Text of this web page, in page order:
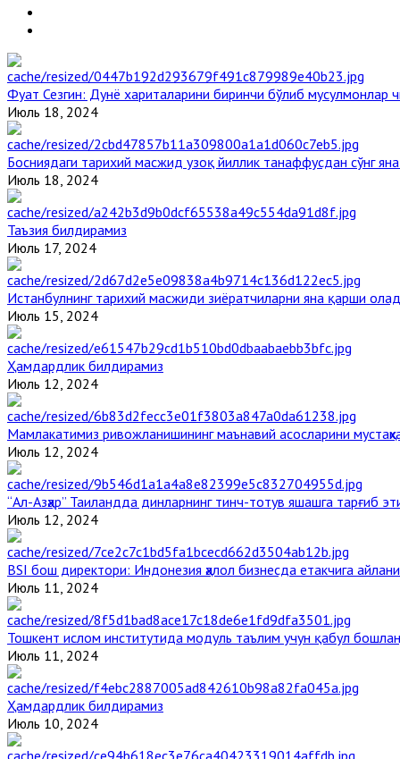
Фуат Сезгин: Дунё хариталарини биринчи бўлиб мусулмонлар
Июль 18, 2024
Босниядаги тарихий масжид узоқ йиллик танаффусдан сўнг
Июль 18, 2024
Таъзия билдирамиз
Июль 17, 2024
Истанбулнинг тарихий масжиди зиёратчиларни яна қарши
Июль 15, 2024
Ҳамдардлик билдирамиз
Июль 12, 2024
Мамлакатимиз ривожланишининг маънавий асосларини
Июль 12, 2024
“Ал-Азҳар” Таиландда динларнинг тинч-тотув яшашга тарғиб
Июль 12, 2024
BSI бош директори: Индонезия ҳалол бизнесда етакчига
Июль 11, 2024
Тошкент ислом институтида модуль таълим учун қабул
Июль 11, 2024
Ҳамдардлик билдирамиз
Июль 10, 2024